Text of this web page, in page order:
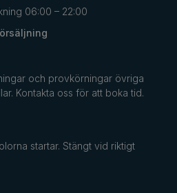
06:00 – 22:00
och provkörningar övriga
Kontakta oss för att boka tid.
startar. Stängt vid riktigt